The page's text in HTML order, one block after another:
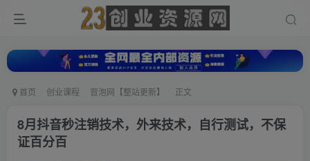
首页 创业课程 冒泡网【整站更新】 正文
8月抖音秒注销技术，外来技术，自行测试，不保
证百分百